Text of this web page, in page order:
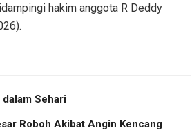
hakim anggota R Deddy
Sehari
Roboh Akibat Angin Kencang